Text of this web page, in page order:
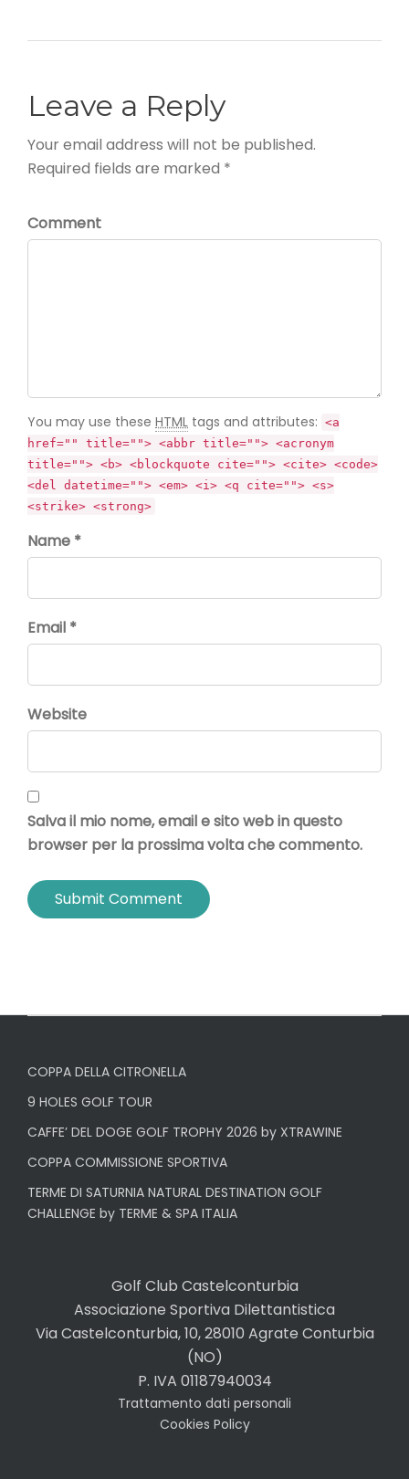
Leave a Reply
Your email address will not be published.
Required fields are marked *
Comment
You may use these HTML tags and attributes: <a
href="" title=""> <abbr title=""> <acronym
title=""> <b> <blockquote cite=""> <cite> <code>
<del datetime=""> <em> <i> <q cite=""> <s>
<strike> <strong>
Name *
Email *
Website
Salva il mio nome, email e sito web in questo
browser per la prossima volta che commento.
COPPA DELLA CITRONELLA
9 HOLES GOLF TOUR
CAFFE’ DEL DOGE GOLF TROPHY 2026 by XTRAWINE
COPPA COMMISSIONE SPORTIVA
TERME DI SATURNIA NATURAL DESTINATION GOLF
CHALLENGE by TERME & SPA ITALIA
Golf Club Castelconturbia
Associazione Sportiva Dilettantistica
Via Castelconturbia, 10, 28010 Agrate Conturbia
(NO)
P. IVA 01187940034
Trattamento dati personali
Cookies Policy